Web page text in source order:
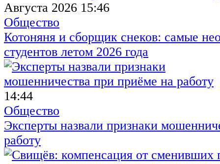
Августа 2026 15:46
Общество
Котоняня и сборщик снеков: самые
студентов летом 2026 года
14:44
Общество
Эксперты назвали признаки
работу